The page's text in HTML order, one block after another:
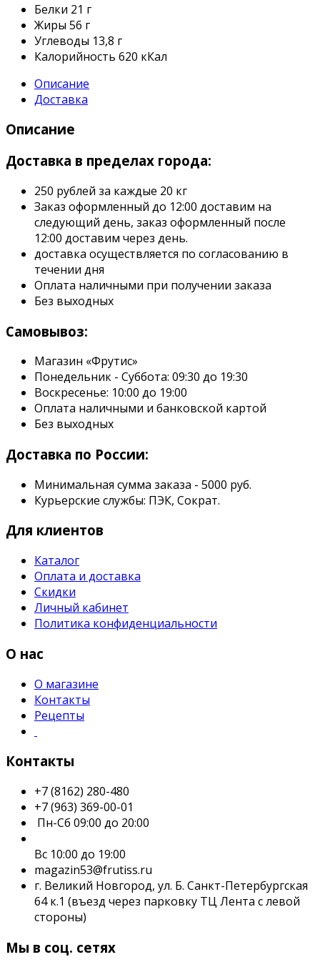
Белки 21 г
Жиры 56 г
Углеводы 13,8 г
Калорийность 620 кКал
Описание
Доставка
Описание
Доставка в пределах города:
250 рублей за каждые 20 кг
Заказ оформленный до 12:00 доставим на
следующий день, заказ оформленный после
12:00 доставим через день.
доставка осуществляется по согласованию в
течении дня
Оплата наличными при получении заказа
Без выходных
Самовывоз:
Магазин «Фрутис»
Понедельник - Суббота: 09:30 до 19:30
Воскресенье: 10:00 до 19:00
Оплата наличными и банковской картой
Без выходных
Доставка по России:
Минимальная сумма заказа - 5000 руб.
Курьерские службы: ПЭК, Сократ.
Для клиентов
Каталог
Оплата и доставка
Скидки
Личный кабинет
Политика конфиденциальности
О нас
О магазине
Контакты
Рецепты
Контакты
+7 (8162) 280-480
+7 (963) 369-00-01
Пн-Сб 09:00 до 20:00
Вс 10:00 до 19:00
magazin53@frutiss.ru
г. Великий Новгород, ул. Б. Санкт-Петербургская
64 к.1 (въезд через парковку ТЦ Лента с левой
стороны)
Мы в соц. сетях